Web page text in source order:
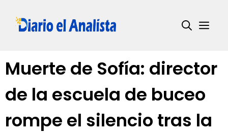
Muerte de Sofía: director
de la escuela de buceo
rompe el silencio tras la